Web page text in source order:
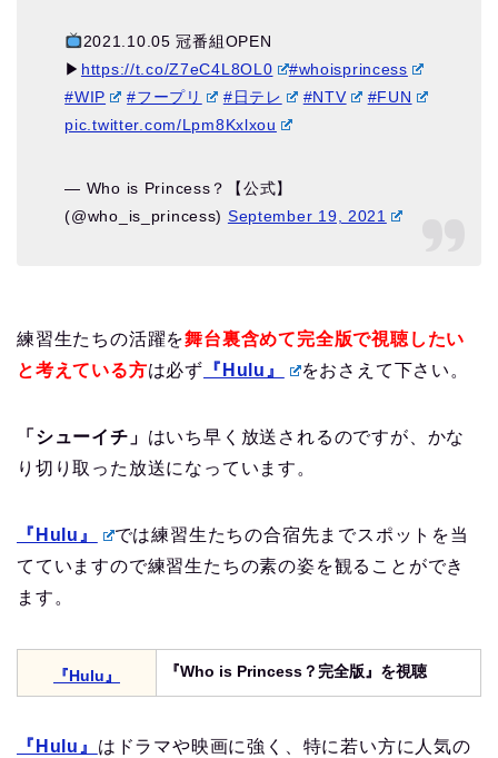
2021.10.05 冠番組OPEN
▶︎ https://t.co/Z7eC4L8OL0
#whoisprincess
#WIP
#フープリ #日テレ #NTV
#FUN
pic.twitter.com/Lpm8Kxlxou
— Who is Princess？【公式】
(@who_is_princess) September 19, 2021
練習生たちの活躍を舞台裏含めて完全版で視聴したい
と考えている方は必ず 『Hulu』 をおさえて下さい。
「シューイチ」 はいち早く放送されるのですが、かな
り切り取った放送になっています。
『Hulu』
では練習生たちの合宿先までスポットを当
てていますので練習生たちの素の姿を観ることができ
ます。
『Hulu』 『Who is Princess？完全版』を視聴
『Hulu』 はドラマや映画に強く、特に若い方に人気の